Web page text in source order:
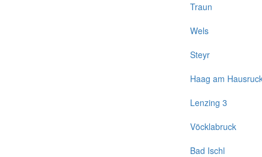
Traun
Wels
Steyr
Haag am
Lenzing 3
Vöcklabruck
Bad Ischl